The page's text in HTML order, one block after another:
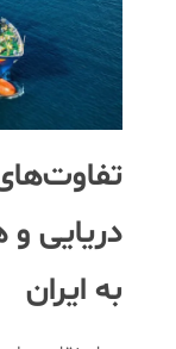
دریایی و
به ایران